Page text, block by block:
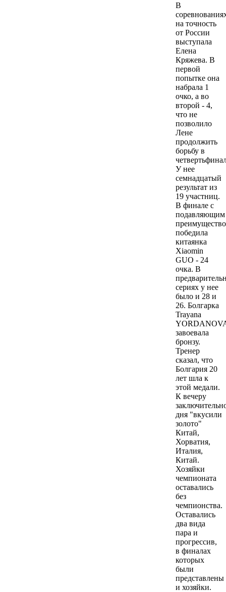
В
на точность
от России
выступала
Елена
Кряжева. В
первой
попытке она
набрала 1
очко, а во
второй - 4,
что не
позволило
Лене
продолжить
борьбу в
У нее
семнадцатый
результат из
19 участниц.
В финале с
подавляющим
победила
китаянка
Xiaomin
GUO - 24
очка. В
сериях у нее
было и 28 и
26. Болгарка
Trayana
завоевала
бронзу.
Тренер
сказал, что
Болгария 20
лет шла к
этой медали.
К вечеру
дня "вкусили
золото"
Китай,
Хорватия,
Италия,
Китай.
Хозяйки
чемпионата
оставались
без
чемпионства.
Оставались
два вида
пара и
прогрессив,
в финалах
которых
были
представлены
и хозяйки.